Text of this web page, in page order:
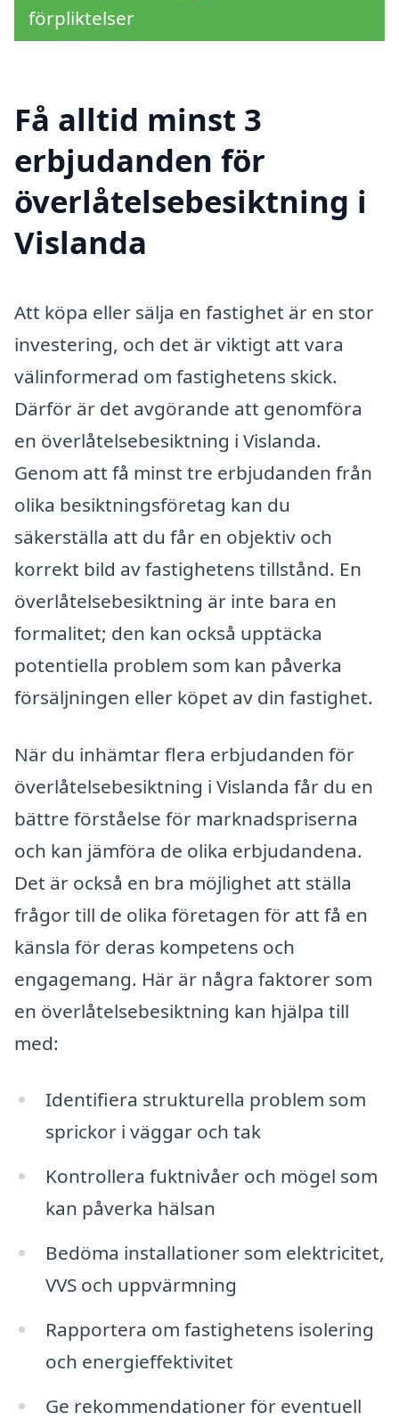
förpliktelser
Få alltid minst 3
erbjudanden för
överlåtelsebesiktning i
Vislanda
Att köpa eller sälja en fastighet är en stor
investering, och det är viktigt att vara
välinformerad om fastighetens skick.
Därför är det avgörande att genomföra
en överlåtelsebesiktning i Vislanda.
Genom att få minst tre erbjudanden från
olika besiktningsföretag kan du
säkerställa att du får en objektiv och
korrekt bild av fastighetens tillstånd. En
överlåtelsebesiktning är inte bara en
formalitet; den kan också upptäcka
potentiella problem som kan påverka
försäljningen eller köpet av din fastighet.
När du inhämtar flera erbjudanden för
överlåtelsebesiktning i Vislanda får du en
bättre förståelse för marknadspriserna
och kan jämföra de olika erbjudandena.
Det är också en bra möjlighet att ställa
frågor till de olika företagen för att få en
känsla för deras kompetens och
engagemang. Här är några faktorer som
en överlåtelsebesiktning kan hjälpa till
med:
Identifiera strukturella problem som
sprickor i väggar och tak
Kontrollera fuktnivåer och mögel som
kan påverka hälsan
Bedöma installationer som elektricitet,
VVS och uppvärmning
Rapportera om fastighetens isolering
och energieffektivitet
Ge rekommendationer för eventuell